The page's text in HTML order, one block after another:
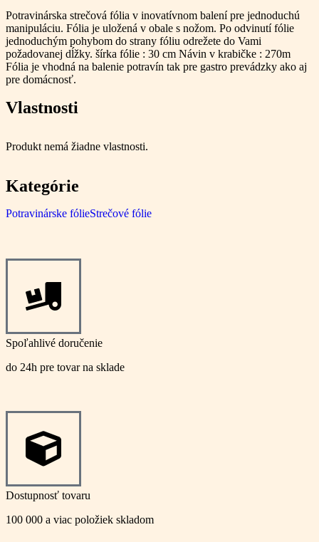
Potravinárska strečová fólia v inovatívnom balení pre jednoduchú
manipuláciu. Fólia je uložená v obale s nožom. Po odvinutí fólie
jednoduchým pohybom do strany fóliu odrežete do Vami
požadovanej dĺžky. šírka fólie : 30 cm Návin v krabičke : 270m
Fólia je vhodná na balenie potravín tak pre gastro prevádzky ako aj
pre domácnosť.
Vlastnosti
Produkt nemá žiadne vlastnosti.
Kategórie
Potravinárske fólieStrečové fólie
Spoľahlivé doručenie
do 24h pre tovar na sklade
Dostupnosť tovaru
100 000 a viac položiek skladom